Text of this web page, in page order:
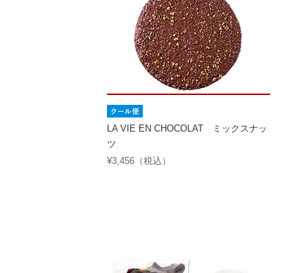
LA VIE EN CHOCOLAT ミックスナッ
ツ
¥3,456（税込）